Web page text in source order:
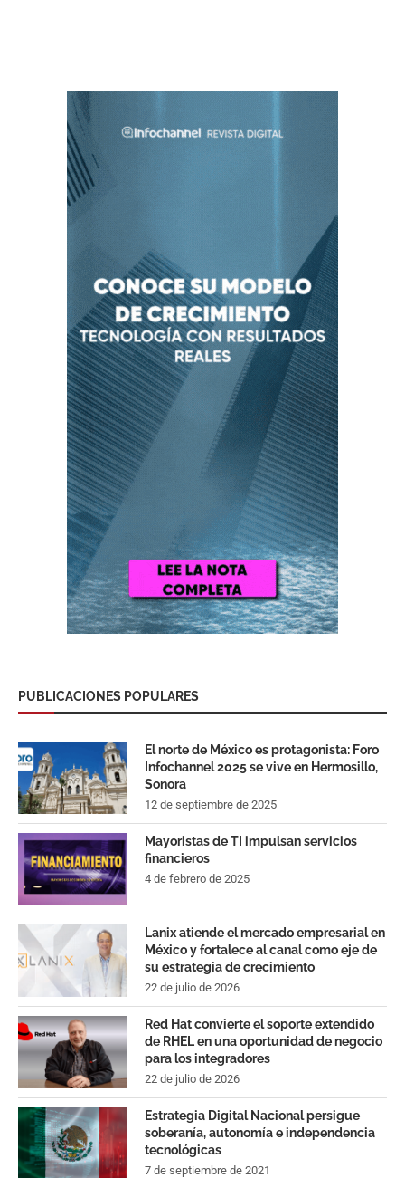
PUBLICACIONES POPULARES
El norte de México es protagonista: Foro
Infochannel 2025 se vive en Hermosillo,
Sonora
12 de septiembre de 2025
Mayoristas de TI impulsan servicios
financieros
4 de febrero de 2025
Lanix atiende el mercado empresarial en
México y fortalece al canal como eje de
su estrategia de crecimiento
22 de julio de 2026
Red Hat convierte el soporte extendido
de RHEL en una oportunidad de negocio
para los integradores
22 de julio de 2026
Estrategia Digital Nacional persigue
soberanía, autonomía e independencia
tecnológicas
7 de septiembre de 2021